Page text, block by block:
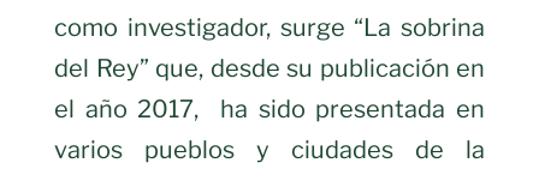
como investigador, surge “La sobrina
del Rey” que, desde su publicación en
el año 2017, ha sido presentada en
varios pueblos y ciudades de la